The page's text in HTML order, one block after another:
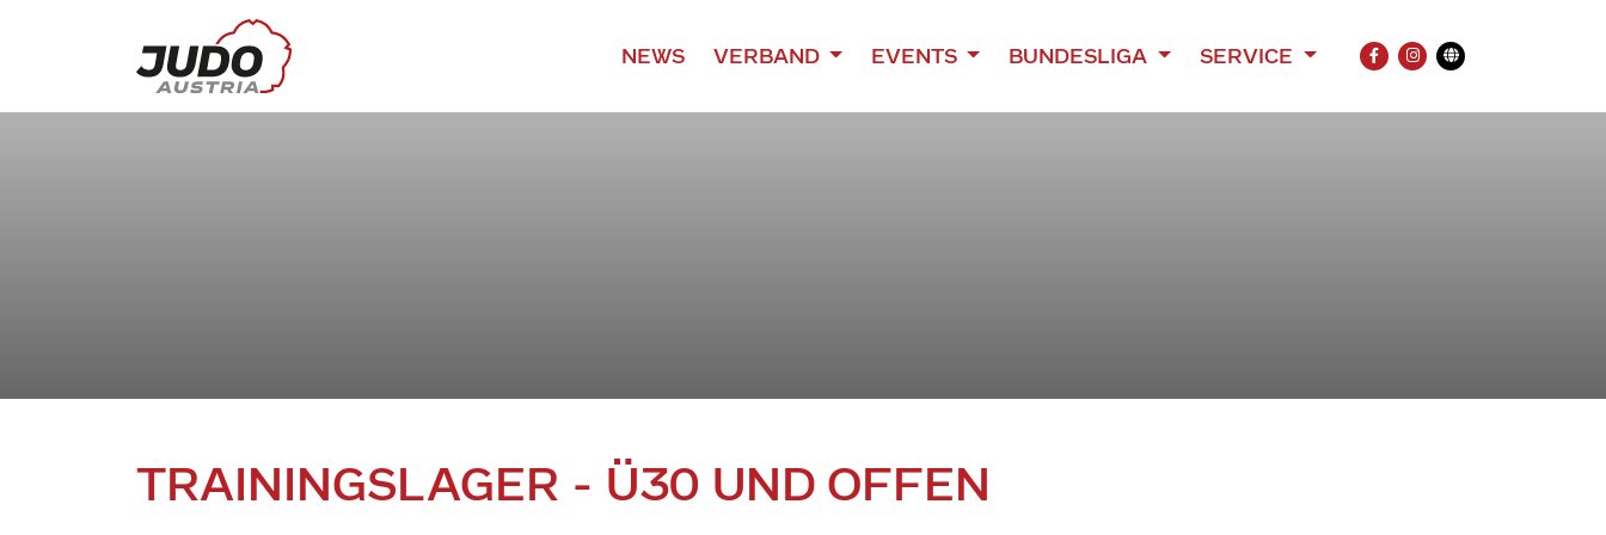
NEWS VERBAND EVENTS BUNDESLIGA SERVICE
FACEBOOK
INSTAGRAM
Übersetzung
TRAININGSLAGER - Ü30 UND OFFEN